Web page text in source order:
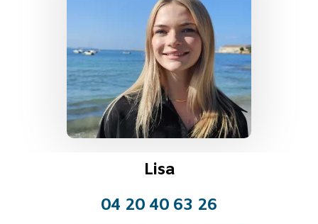
Lisa
04 20 40 63 26